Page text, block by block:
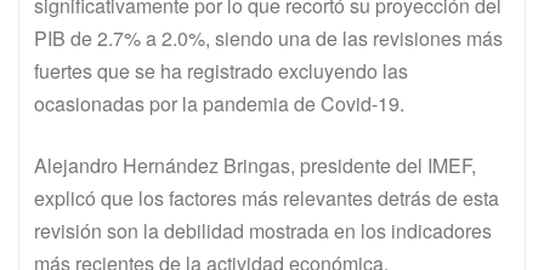
significativamente por lo que recortó su proyección del
PIB de 2.7% a 2.0%, siendo una de las revisiones más
fuertes que se ha registrado excluyendo las
ocasionadas por la pandemia de Covid-19.
Alejandro Hernández Bringas, presidente del IMEF,
explicó que los factores más relevantes detrás de esta
revisión son la debilidad mostrada en los indicadores
más recientes de la actividad económica,